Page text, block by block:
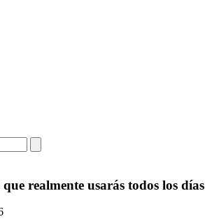
que realmente usarás todos los días